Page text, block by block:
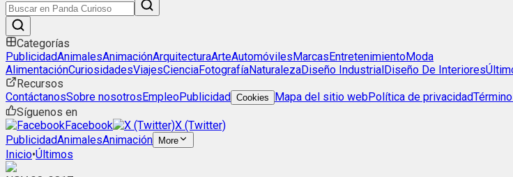
Categorías
PublicidadAnimalesAnimaciónArquitecturaArteAutomóvilesMarcasEntretenimientoModa
AlimentaciónCuriosidadesViajesCienciaFotografíaNaturalezaDiseño IndustrialDiseño De Interiores
Recursos
ContáctanosSobre nosotrosEmpleoPublicidad Cookies Mapa del sitio webPolítica de privacidad
Síguenos en
Facebook
X (Twitter)
PublicidadAnimalesAnimación More
Inicio•Últimos